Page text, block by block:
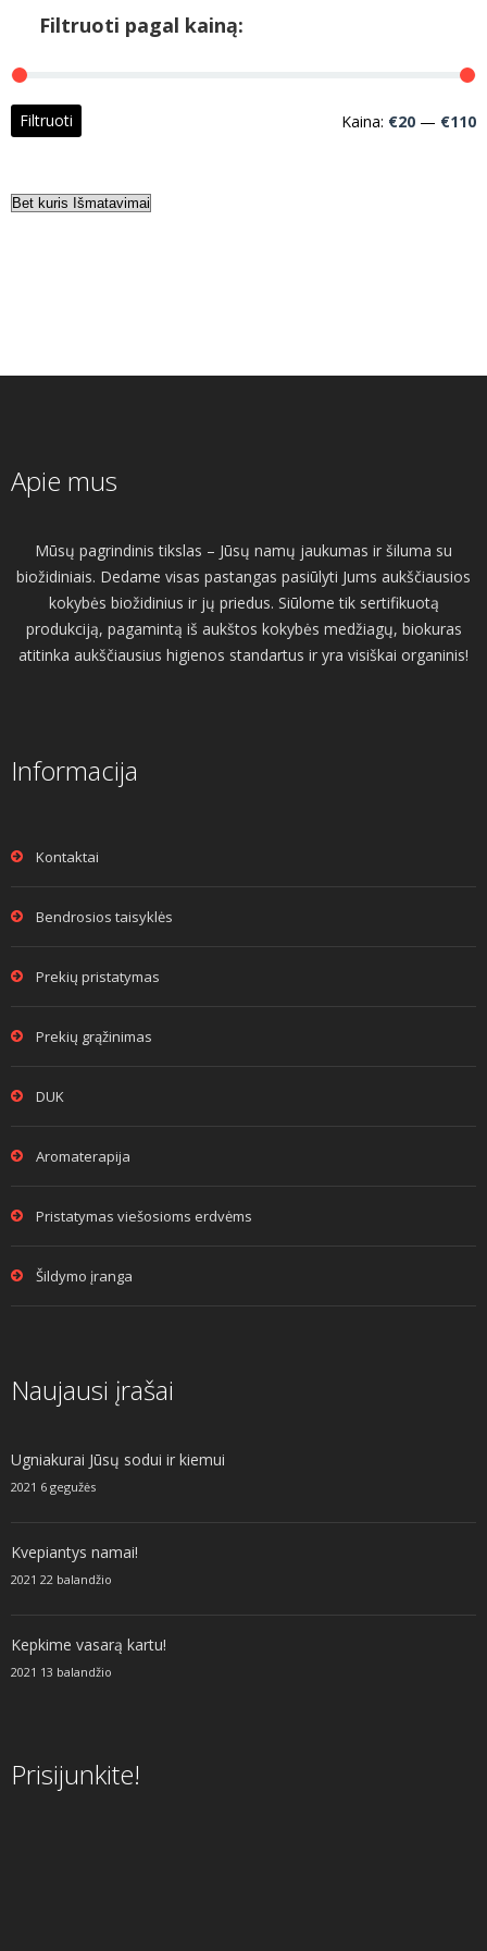
Filtruoti pagal kainą:
Filtruoti Kaina: €20 — €110
Apie mus
Mūsų pagrindinis tikslas – Jūsų namų jaukumas ir šiluma su
biožidiniais. Dedame visas pastangas pasiūlyti Jums aukščiausios
kokybės biožidinius ir jų priedus. Siūlome tik sertifikuotą
produkciją, pagamintą iš aukštos kokybės medžiagų, biokuras
atitinka aukščiausius higienos standartus ir yra visiškai organinis!
Informacija
Kontaktai
Bendrosios taisyklės
Prekių pristatymas
Prekių grąžinimas
DUK
Aromaterapija
Pristatymas viešosioms erdvėms
Šildymo įranga
Naujausi įrašai
Ugniakurai Jūsų sodui ir kiemui
2021 6 gegužės
Kvepiantys namai!
2021 22 balandžio
Kepkime vasarą kartu!
2021 13 balandžio
Prisijunkite!